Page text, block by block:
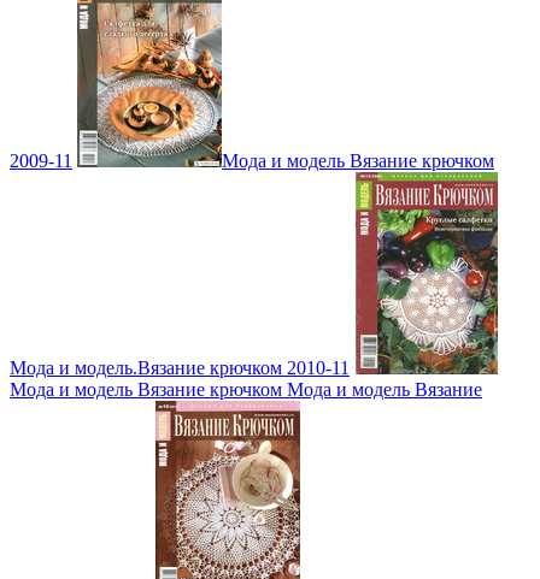
2009-11 Мода и модель Вязание крючком
Мода и модель.Вязание крючком 2010-11
Мода и модель Вязание крючком Мода и модель Вязание